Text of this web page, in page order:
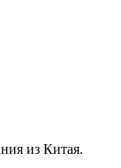
из Китая.